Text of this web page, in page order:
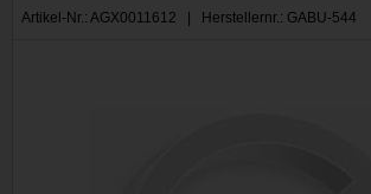
Artikel-Nr.: AGX0011612 | Herstellernr.: GABU-544